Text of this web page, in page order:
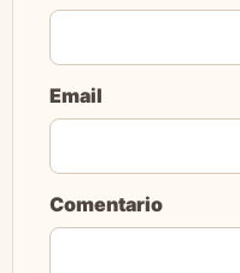
Email
Comentario